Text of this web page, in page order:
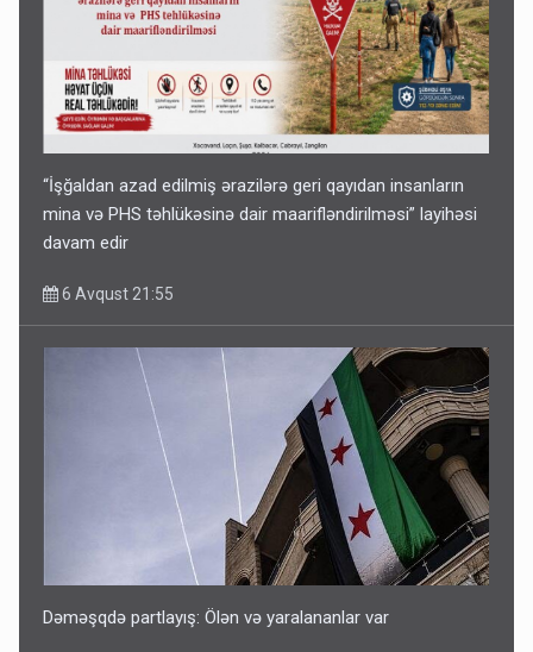
“İşğaldan azad edilmiş ərazilərə geri qayıdan insanların
mina və PHS təhlükəsinə dair maarifləndirilməsi” layihəsi
davam edir
6 Avqust 21:55
Dəməşqdə partlayış: Ölən və yaralananlar var